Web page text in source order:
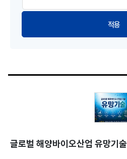
적용
글로벌 해양바이오산업 유망기술